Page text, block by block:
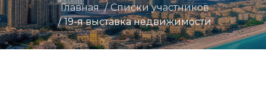
Главная
Списки участников
19-я выставка недвижимости